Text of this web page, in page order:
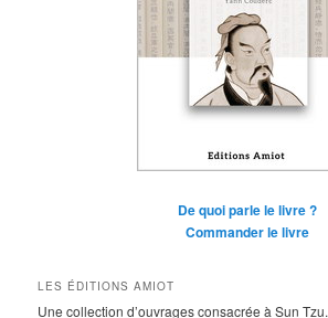
De quoi parle le livre ?
Commander le livre
LES ÉDITIONS AMIOT
Une collection d’ouvrages consacrée à Sun Tzu.